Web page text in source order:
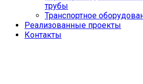
трубы
Транспортное
Реализованные проекты
Контакты